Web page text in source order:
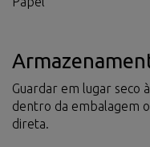
Guardar em lugar seco
dentro da embalagem
direta.